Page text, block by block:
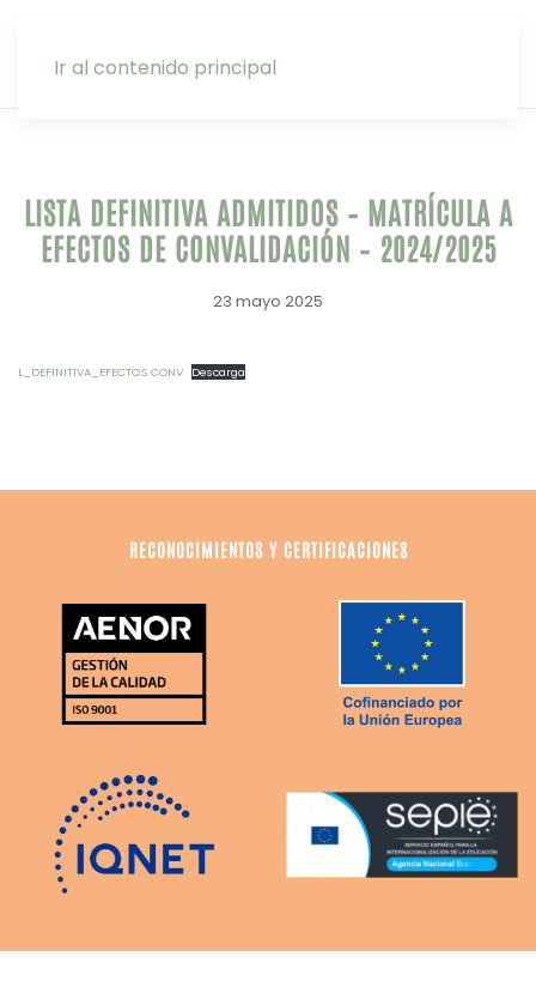
Ir al contenido principal
LISTA DEFINITIVA ADMITIDOS – MATRÍCULA A
EFECTOS DE CONVALIDACIÓN – 2024/2025
23 mayo 2025
L_DEFINITIVA_EFECTOS CONV Descarga
RECONOCIMIENTOS Y CERTIFICACIONES